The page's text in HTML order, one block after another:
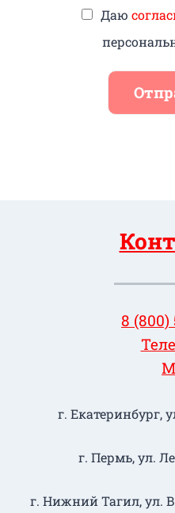
Даю
8 (800)
г. Екатеринбург,
г. Пермь, ул.
г. Нижний Тагил​, ул.